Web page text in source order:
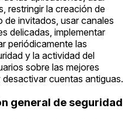
restringir la creación de
de invitados, usar canales
delicadas, implementar
periódicamente las
y la actividad del
sobre las mejores
cuentas antiguas.
general de seguridad